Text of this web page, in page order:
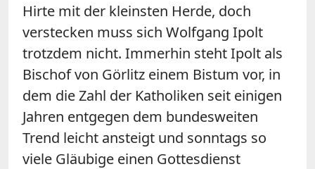
Hirte mit der kleinsten Herde, doch
verstecken muss sich Wolfgang Ipolt
trotzdem nicht. Immerhin steht Ipolt als
Bischof von Görlitz einem Bistum vor, in
dem die Zahl der Katholiken seit einigen
Jahren entgegen dem bundesweiten
Trend leicht ansteigt und sonntags so
viele Gläubige einen Gottesdienst